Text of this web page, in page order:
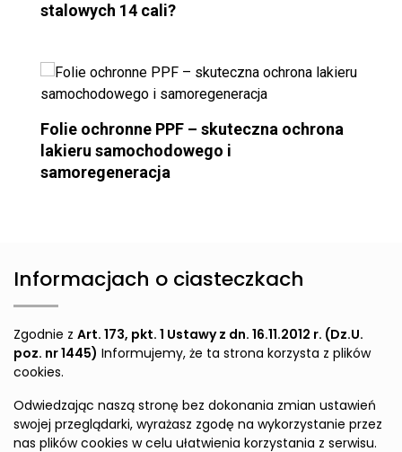
stalowych 14 cali?
Folie ochronne PPF – skuteczna ochrona
lakieru samochodowego i
samoregeneracja
Informacjach o ciasteczkach
Zgodnie z Art. 173, pkt. 1 Ustawy z dn. 16.11.2012 r. (Dz.U.
poz. nr 1445) Informujemy, że ta strona korzysta z plików
cookies.
Odwiedzając naszą stronę bez dokonania zmian ustawień
swojej przeglądarki, wyrażasz zgodę na wykorzystanie przez
nas plików cookies w celu ułatwienia korzystania z serwisu.